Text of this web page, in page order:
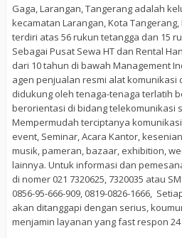
Gaga, Larangan, Tangerang adalah
kecamatan Larangan, Kota
terdiri atas 56 rukun tetangga dan 15
Sebagai Pusat Sewa HT dan Rental
dari 10 tahun di bawah Management
agen penjualan resmi alat komunikasi
didukung oleh tenaga-tenaga terlatih
berorientasi di bidang telekomunikasi
Mempermudah terciptanya
event, Seminar, Acara Kantor,
musik, pameran, bazaar, exhibition,
lainnya. Untuk informasi dan
di nomer 021 7320625, 7320035 atau
0856-95-666-909, 0819-0826-1666,
akan ditanggapi dengan serius,
menjamin layanan yang fast respon